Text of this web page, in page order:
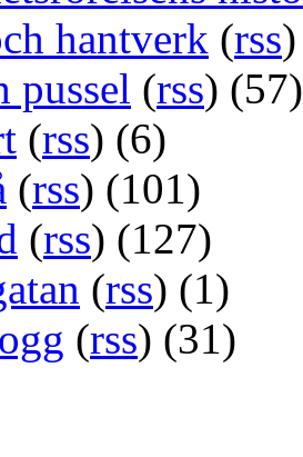
hantverk (rss
pussel (rss) (57)
(rss) (6)
(rss) (101)
(rss) (127)
(rss) (1)
(rss) (31)